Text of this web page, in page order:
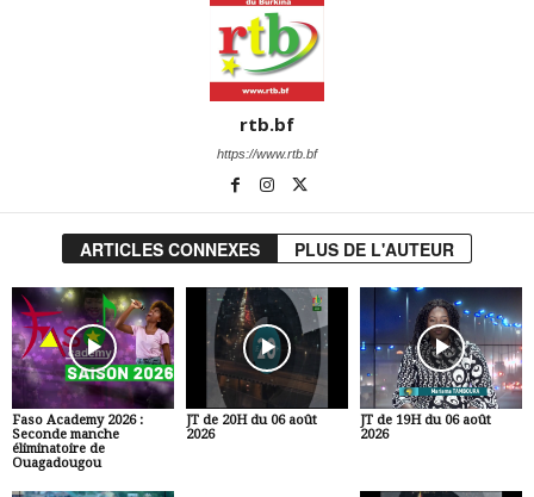
rtb.bf
https://www.rtb.bf
ARTICLES CONNEXES PLUS DE L'AUTEUR
Faso Academy 2026 :
Seconde manche
éliminatoire de
Ouagadougou
JT de 20H du 06 août
2026
JT de 19H du 06 août
2026